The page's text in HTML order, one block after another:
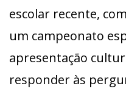
escolar recente,
um campeonato
apresentação
responder às